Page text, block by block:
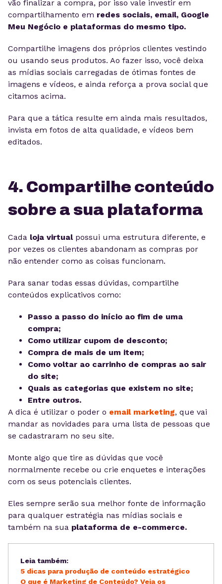
vão finalizar a compra, por isso vale investir em
compartilhamento em redes sociais, email, Google
Meu Negócio e plataformas do mesmo tipo.
Compartilhe imagens dos próprios clientes vestindo
ou usando seus produtos. Ao fazer isso, você deixa
as mídias sociais carregadas de ótimas fontes de
imagens e vídeos, e ainda reforça a prova social que
citamos acima.
Para que a tática resulte em ainda mais resultados,
invista em fotos de alta qualidade, e vídeos bem
editados.
4. Compartilhe conteúdo
sobre a sua plataforma
Cada loja virtualpossui uma estrutura diferente, e
por vezes os clientes abandonam as compras por
não entender como as coisas funcionam.
Para sanar todas essas dúvidas, compartilhe
conteúdos explicativos como:
Passo a passo do início ao fim de uma
compra;
Como utilizar cupom de desconto;
Compra de mais de um item;
Como voltar ao carrinho de compras ao sair
do site;
Quais as categorias que existem no site;
Entre outros.
A dica é utilizar o poder o email marketing, que vai
mandar as novidades para uma lista de pessoas que
se cadastraram no seu site.
Monte algo que tire as dúvidas que você
normalmente recebe ou crie enquetes e interações
com os seus potenciais clientes.
Eles sempre serão sua melhor fonte de informação
para qualquer estratégia nas mídias sociais e
também na sua plataforma de e-commerce.
Leia também:
5 dicas para produção de conteúdo estratégico
O que é Marketing de Conteúdo? Veja os